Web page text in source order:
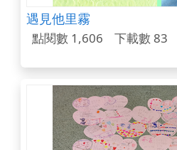
遇見他里霧
點閱數 1,606 下載數 83